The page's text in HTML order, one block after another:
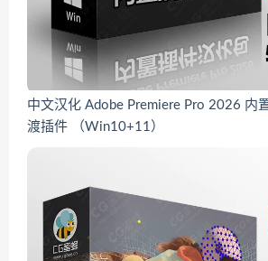
中文汉化 Adobe Premiere Pro 2026 内
渡插件 （Win10+11）